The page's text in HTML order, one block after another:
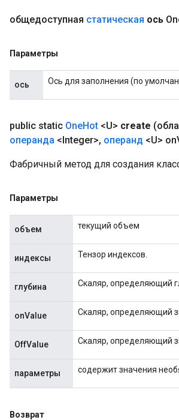
общедоступная статическая ось
Параметры
ось Ось для заполнения (по
public static OneHot <U> create
операнда <Integer>, операнд <U> on
Фабричный метод для создания
Параметры
объем текущий объем
индексы Тензор индексов.
глубина Скаляр, определяющий
onValue Скаляр, определяющий
OffValue Скаляр, определяющий
параметры содержит значения
Возврат